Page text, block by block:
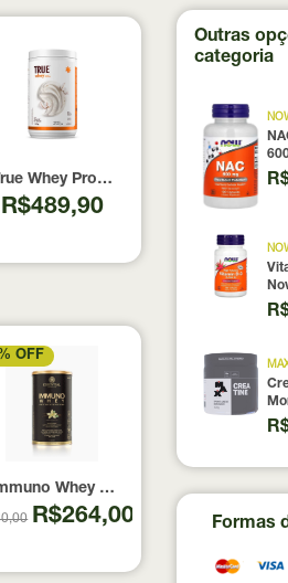
100% pura com Laudo 300g
Whey Protein Coconut Icecream
R$489,90
Essential Nutrition 330g
OFF
Whey Baunilha Essential
R$264,00
Outras
categoria
Formas